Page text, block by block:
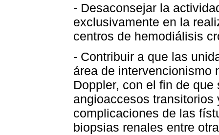
- Desaconsejar la
exclusivamente en la
centros de hemodiálisis
- Contribuir a que las
área de intervencionismo
Doppler, con el fin de
angioaccesos
complicaciones de las
biopsias renales entre